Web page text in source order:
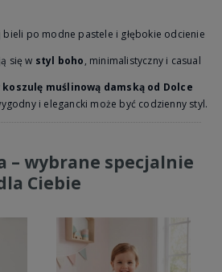
bieli po modne pastele i głębokie odcienie
się w styl boho, minimalistyczny i casual
koszulę muślinową damską od Dolce
i elegancki może być codzienny styl.
– wybrane specjalnie
Ciebie